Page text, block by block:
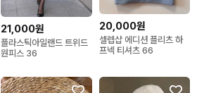
21,000원
플라스틱아일랜드 트위드
원피스 36
20,000원
셀렙샵 에디션 플리츠 하
프넥 티셔츠 66